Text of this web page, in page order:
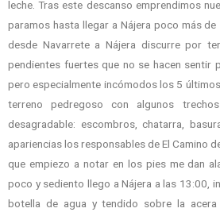
leche. Tras este descanso emprendimos
paramos hasta llegar a Nájera poco más de
desde Navarrete a Nájera discurre por
pendientes fuertes que no se hacen sentir
pero especialmente incómodos los 5
terreno pedregoso con algunos
desagradable: escombros, chatarra,
apariencias los responsables de El Camino
que empiezo a notar en los pies me dan
poco y sediento llego a Nájera a las 13:00,
botella de agua y tendido sobre la